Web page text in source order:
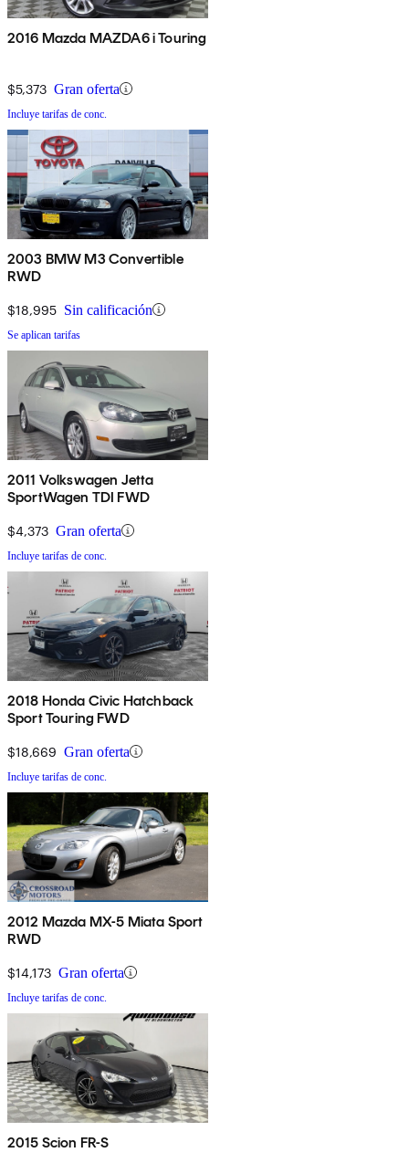
2016 Mazda MAZDA6 i Touring
$5,373 Gran oferta
Incluye tarifas de conc.
2003 BMW M3 Convertible
RWD
$18,995 Sin calificación
Se aplican tarifas
2011 Volkswagen Jetta
SportWagen TDI FWD
$4,373 Gran oferta
Incluye tarifas de conc.
2018 Honda Civic Hatchback
Sport Touring FWD
$18,669 Gran oferta
Incluye tarifas de conc.
2012 Mazda MX-5 Miata Sport
RWD
$14,173 Gran oferta
Incluye tarifas de conc.
2015 Scion FR-S